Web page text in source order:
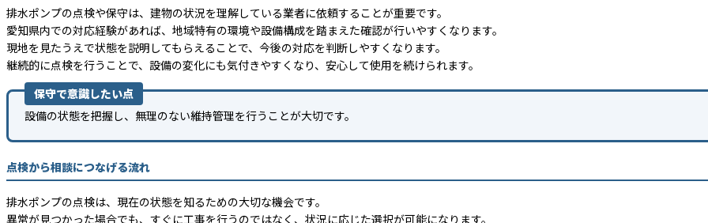
排水ポンプの点検や保守は、建物の状況を理解している業者に依頼することが重要です。
愛知県内での対応経験があれば、地域特有の環境や設備構成を踏まえた確認が行いやすくなります。
現地を見たうえで状態を説明してもらえることで、今後の対応を判断しやすくなります。
継続的に点検を行うことで、設備の変化にも気付きやすくなり、安心して使用を続けられます。
保守で意識したい点
設備の状態を把握し、無理のない維持管理を行うことが大切です。
点検から相談につなげる流れ
排水ポンプの点検は、現在の状態を知るための大切な機会です。
異常が見つかった場合でも、すぐに工事を行うのではなく、状況に応じた選択が可能になります。